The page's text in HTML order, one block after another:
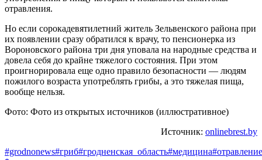
отравления.
Но если сорокадевятилетний житель Зельвенского района при
их появлении сразу обратился к врачу, то пенсионерка из
Вороновского района три дня уповала на народные средства и
довела себя до крайне тяжелого состояния. При этом
проигнорировала еще одно правило безопасности — людям
пожилого возраста употреблять грибы, а это тяжелая пища,
вообще нельзя.
Фото: Фото из открытых источников (иллюстративное)
Источник: onlinebrest.by
#grodnonews#гриб#гродненская_область#медицина#отравление